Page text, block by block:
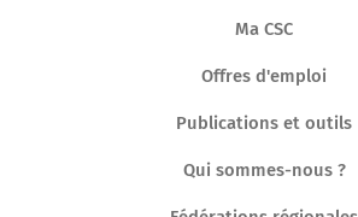
Ma CSC
Offres d'emploi
Publications et outils
Qui sommes-nous ?